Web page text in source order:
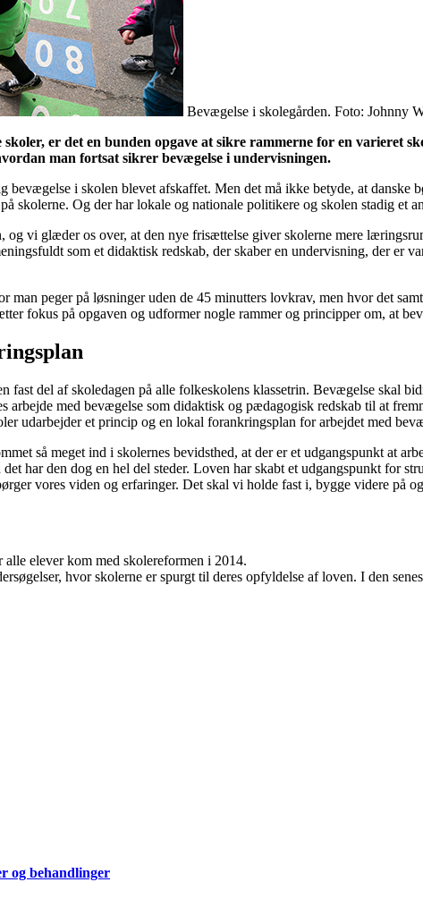
Bevægelse i skolegården. Foto: Johnny
er det en bunden opgave at sikre rammerne for en varieret
man fortsat sikrer bevægelse i undervisningen.
i skolen blevet afskaffet. Men det må ikke betyde, at
skolerne. Og der har lokale og nationale politikere og skolen stadig et
og vi glæder os over, at den nye frisættelse giver skolerne mere
som et didaktisk redskab, der skaber en undervisning, der er
man peger på løsninger uden de 45 minutters lovkrav, men hvor det
fokus på opgaven og udformer nogle rammer og principper om, at
del af skoledagen på alle folkeskolens klassetrin. Bevægelse skal
med bevægelse som didaktisk og pædagogisk redskab til at
udarbejder et princip og en lokal forankringsplan for arbejdet med
så meget ind i skolernes bevidsthed, at der er et udgangspunkt at
har den dog en hel del steder. Loven har skabt et udgangspunkt for
vores viden og erfaringer. Det skal vi holde fast i, bygge videre på
elever kom med skolereformen i 2014.
hvor skolerne er spurgt til deres opfyldelse af loven. I den
og behandlinger